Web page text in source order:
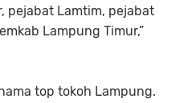
pejabat Lamtim, pejabat
Lampung Timur,”
top tokoh Lampung.